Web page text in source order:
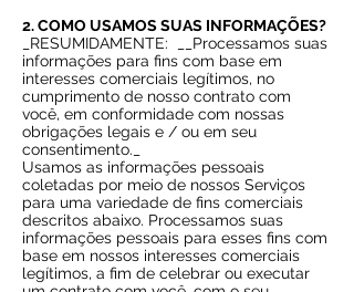
2. COMO USAMOS SUAS INFORMAÇÕES?
_RESUMIDAMENTE:
__Processamos suas
informações para fins com base em
interesses comerciais legítimos, no
cumprimento de nosso contrato com
você, em conformidade com nossas
obrigações legais e / ou em seu
consentimento._
Usamos as informações pessoais
coletadas por meio de nossos Serviços
para uma variedade de fins comerciais
descritos abaixo. Processamos suas
informações pessoais para esses fins com
base em nossos interesses comerciais
legítimos, a fim de celebrar ou executar